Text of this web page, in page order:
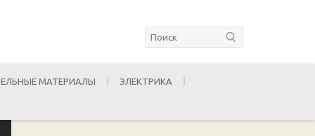
МАТЕРИАЛЫ ЭЛЕКТРИКА